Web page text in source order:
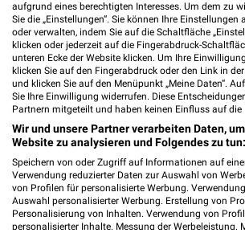
Tedi
Alleestr. 14-18
42853 Remscheid
451,76 km
TEDi
Theodor-Heuss-Platz 7
42853 Remscheid
452,08 km
aufgrund eines berechtigten Interesses. Um dem zu
Sie die „Einstellungen“. Sie können Ihre Einstellungen
oder verwalten, indem Sie auf die Schaltfläche
klicken oder jederzeit auf die Fingerabdruck-
unteren Ecke der Website klicken. Um Ihre
klicken Sie auf den Fingerabdruck oder den Link in
und klicken Sie auf den Menüpunkt „Meine Daten“.
Sie Ihre Einwilligung widerrufen. Diese
Partnern mitgeteilt und haben keinen Einfluss auf die
Wir und unsere Partner verarbeiten Daten,
Website zu analysieren und Folgendes zu tun:
Speichern von oder Zugriff auf Informationen auf
Verwendung reduzierter Daten zur Auswahl von
von Profilen für personalisierte Werbung.
Auswahl personalisierter Werbung. Erstellung von
Personalisierung von Inhalten. Verwendung von
personalisierter Inhalte. Messung der Werbeleistung.